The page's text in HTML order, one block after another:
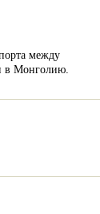
между
в Монголию.